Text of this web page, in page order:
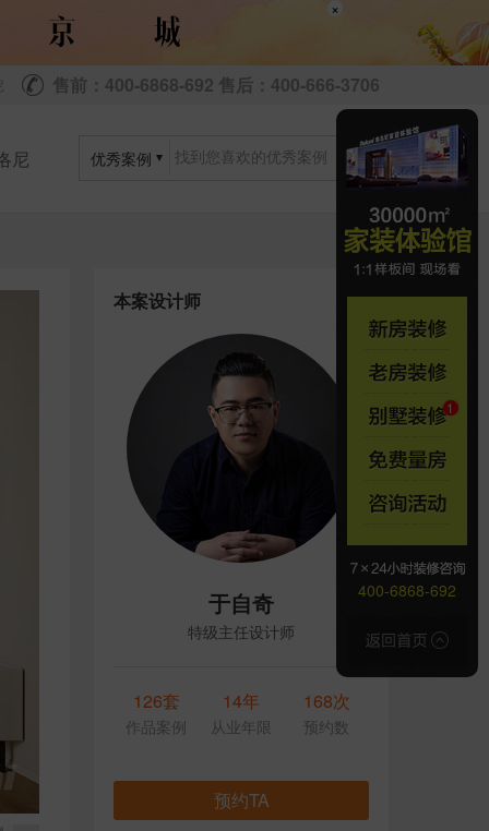
×
售前：400-6868-692 售后：400-666-3706
尼 优秀案例
本案设计师
于自奇
特级主任设计师
168次
预约数
14年
从业年限
126套
作品案例
预约TA
400-6868-692